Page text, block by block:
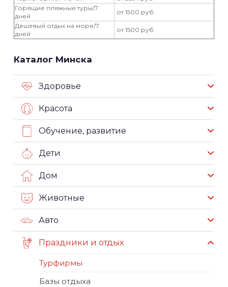
Горящие пляжные туры/7
дней
от 1500 руб.
Дешевый отдых на море/7
дней
от 1500 руб.
Каталог Минска
Здоровье
Красота
Обучение, развитие
Дети
Дом
Животные
Авто
Праздники и отдых
Турфирмы
Базы отдыха